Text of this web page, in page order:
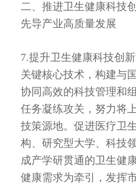
二、推进卫生健康科技
先导产业高质量发展
7.提升卫生健康科技创
关键核心技术，构建与
协同高效的科技管理和
任务凝练攻关，努力将
技策源地。促进医疗卫
构、研究型大学、科技
成产学研贯通的卫生健
健康需求为牵引，发挥